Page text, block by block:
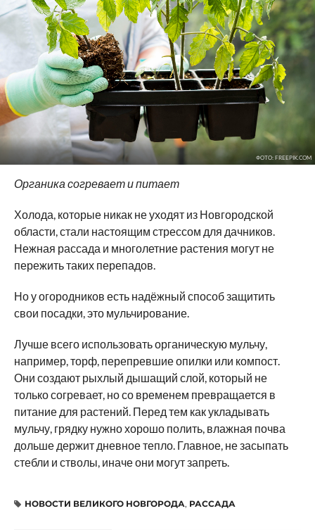
ФОТО: FREEPIK.COM
Органика согревает и питает
Холода, которые никак не уходят из Новгородской
области, стали настоящим стрессом для дачников.
Нежная рассада и многолетние растения могут не
пережить таких перепадов.
Но у огородников есть надёжный способ защитить
свои посадки, это мульчирование.
Лучше всего использовать органическую мульчу,
например, торф, перепревшие опилки или компост.
Они создают рыхлый дышащий слой, который не
только согревает, но со временем превращается в
питание для растений. Перед тем как укладывать
мульчу, грядку нужно хорошо полить, влажная почва
дольше держит дневное тепло. Главное, не засыпать
стебли и стволы, иначе они могут запреть.
НОВОСТИ ВЕЛИКОГО НОВГОРОДА, РАССАДА